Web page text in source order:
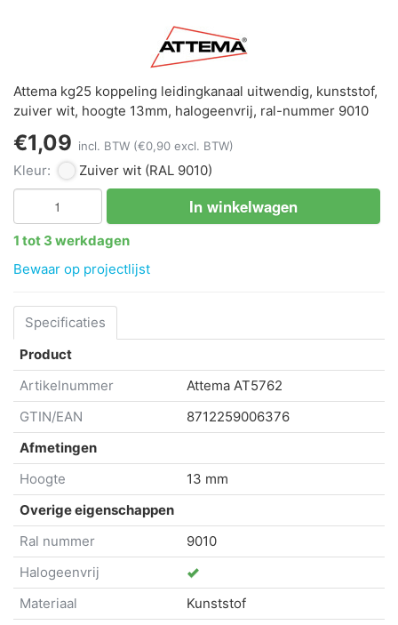
Attema kg25 koppeling leidingkanaal uitwendig, kunststof,
zuiver wit, hoogte 13mm, halogeenvrij, ral-nummer 9010
€1,09 incl. BTW (€0,90 excl. BTW)
Kleur: Zuiver wit (RAL 9010)
In winkelwagen
1 tot 3 werkdagen
Bewaar op projectlijst
Specificaties
Product
Artikelnummer
Attema AT5762
GTIN/EAN
8712259006376
Afmetingen
Hoogte
13 mm
Overige eigenschappen
Ral nummer
9010
Halogeenvrij
Materiaal
Kunststof